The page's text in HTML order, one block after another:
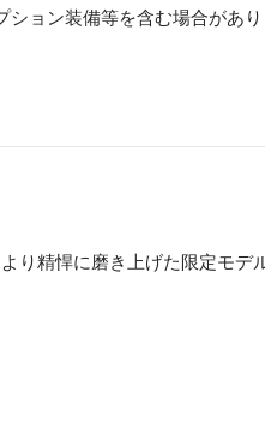
ョン装備等を含む場合があり
精悍に磨き上げた限定モ